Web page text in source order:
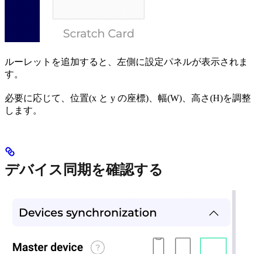
ルーレットを追加すると、左側に設定パネルが表示されま
す。
必要に応じて、位置(x と y の座標)、幅(W)、高さ(H)を調整
します。
デバイス同期を確認する